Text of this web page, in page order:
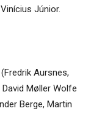
Júnior.
Aursnes,
Møller Wolfe
Berge, Martin